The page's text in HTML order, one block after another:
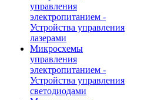
управления
электропитанием -
Устройства управления
лазерами
Микросхемы
управления
электропитанием -
Устройства управления
светодиодами